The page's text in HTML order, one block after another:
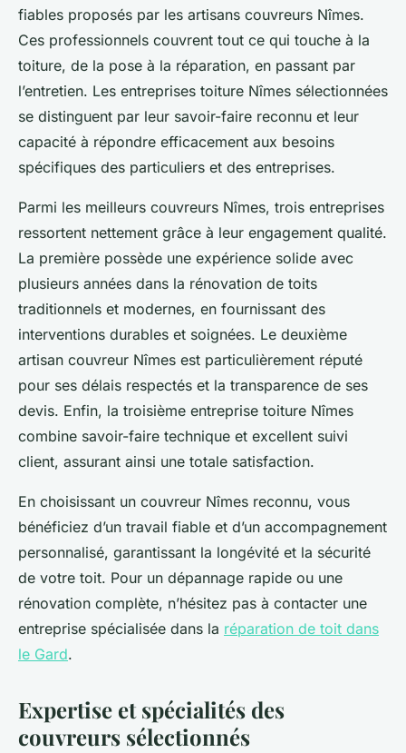
fiables proposés par les artisans couvreurs Nîmes.
Ces professionnels couvrent tout ce qui touche à la
toiture, de la pose à la réparation, en passant par
l’entretien. Les entreprises toiture Nîmes sélectionnées
se distinguent par leur savoir-faire reconnu et leur
capacité à répondre efficacement aux besoins
spécifiques des particuliers et des entreprises.
Parmi les meilleurs couvreurs Nîmes, trois entreprises
ressortent nettement grâce à leur engagement qualité.
La première possède une expérience solide avec
plusieurs années dans la rénovation de toits
traditionnels et modernes, en fournissant des
interventions durables et soignées. Le deuxième
artisan couvreur Nîmes est particulièrement réputé
pour ses délais respectés et la transparence de ses
devis. Enfin, la troisième entreprise toiture Nîmes
combine savoir-faire technique et excellent suivi
client, assurant ainsi une totale satisfaction.
En choisissant un couvreur Nîmes reconnu, vous
bénéficiez d’un travail fiable et d’un accompagnement
personnalisé, garantissant la longévité et la sécurité
de votre toit. Pour un dépannage rapide ou une
rénovation complète, n’hésitez pas à contacter une
entreprise spécialisée dans la réparation de toit dans
le Gard.
Expertise et spécialités des
couvreurs sélectionnés